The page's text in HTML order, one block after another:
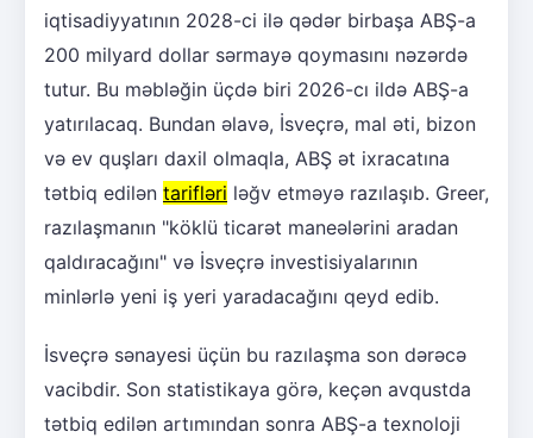
iqtisadiyyatının 2028-ci ilə qədər birbaşa ABŞ-a
200 milyard dollar sərmayə qoymasını nəzərdə
tutur. Bu məbləğin üçdə biri 2026-cı ildə ABŞ-a
yatırılacaq. Bundan əlavə, İsveçrə, mal əti, bizon
və ev quşları daxil olmaqla, ABŞ ət ixracatına
tətbiq edilən tarifləri ləğv etməyə razılaşıb. Greer,
razılaşmanın "köklü ticarət maneələrini aradan
qaldıracağını" və İsveçrə investisiyalarının
minlərlə yeni iş yeri yaradacağını qeyd edib.
İsveçrə sənayesi üçün bu razılaşma son dərəcə
vacibdir. Son statistikaya görə, keçən avqustda
tətbiq edilən artımından sonra ABŞ-a texnoloji